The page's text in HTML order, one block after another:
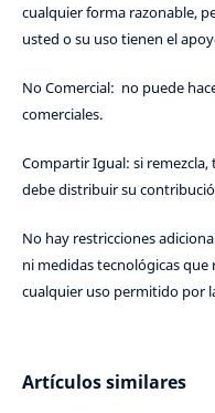
cualquier forma razonable,
usted o su uso tienen el
No Comercial: no puede
comerciales.
Compartir Igual: si
debe distribuir su
No hay restricciones
ni medidas tecnológicas
cualquier uso permitido por
Artículos similares